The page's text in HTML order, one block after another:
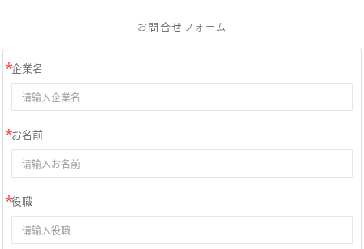
お問合せ フォーム
企業名
お名前
役職